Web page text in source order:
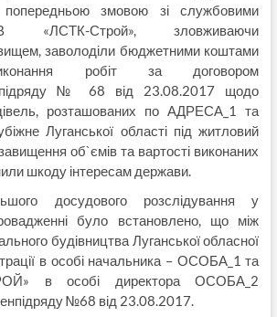
попередньою змовою зі службовими
Строй», зловживаючи
заволоділи бюджетними коштами
робіт за договором
№ 68 від 23.08.2017 щодо
розташованих по АДРЕСА_1 та
Луганської області під житловий
об`ємів та вартості виконаних
шкоду інтересам держави.
досудового розслідування у
було встановлено, що між
будівництва Луганської обласної
в особі начальника – ОСОБА_1 та
в особі директора ОСОБА_2
№68 від 23.08.2017.